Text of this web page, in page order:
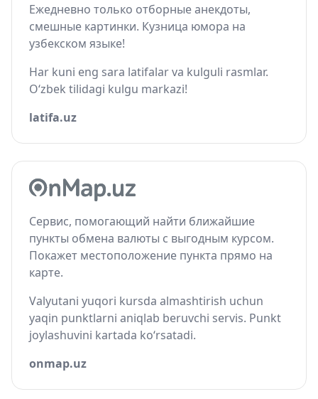
Ежедневно только отборные анекдоты,
смешные картинки. Кузница юмора на
узбекском языке!
Har kuni eng sara latifalar va kulguli rasmlar.
O‘zbek tilidagi kulgu markazi!
latifa.uz
Сервис, помогающий найти ближайшие
пункты обмена валюты с выгодным курсом.
Покажет местоположение пункта прямо на
карте.
Valyutani yuqori kursda almashtirish uchun
yaqin punktlarni aniqlab beruvchi servis. Punkt
joylashuvini kartada ko‘rsatadi.
onmap.uz